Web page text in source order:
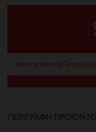
strong strongΓίνομαι
ΠΕΡΙΓΡΑΦΉ